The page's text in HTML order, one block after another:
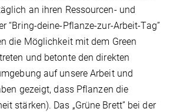
an ihren Ressourcen- und
“Bring-deine-Pflanze-zur-Arbeit-Tag”
die Möglichkeit mit dem Green
und betonte den direkten
auf unsere Arbeit und
gezeigt, dass Pflanzen die
stärken). Das „Grüne Brett” bei der